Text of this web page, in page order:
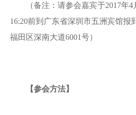
（备注：请参会嘉宾于2017年
16:20前到广东省深圳市五洲宾馆报
福田区深南大道6001号）
【参会方法】